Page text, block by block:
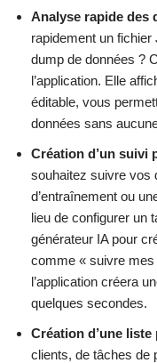
Analyse rapide des
rapidement un fichier
dump de données ?
l’application. Elle
éditable, vous
données sans
Création d’un suivi
souhaitez suivre vos
d’entraînement ou
lieu de configurer un
générateur IA pour
comme « suivre
l’application créera
quelques secondes.
Création d’une
clients, de tâches de